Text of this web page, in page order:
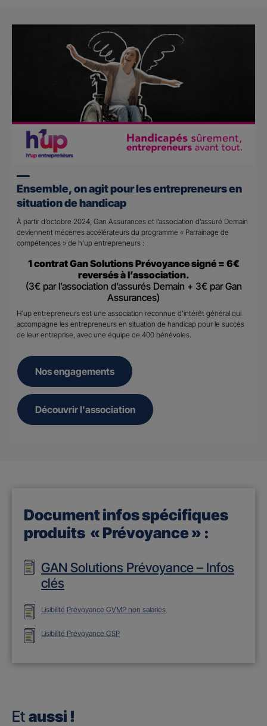
Ensemble, on agit pour les entrepreneurs en
situation de handicap
À partir d’octobre 2024, Gan Assurances et l’association d’assuré Demain
deviennent mécènes accélérateurs du programme « Parrainage de
compétences » de h’up entrepreneurs :
1 contrat Gan Solutions Prévoyance signé = 6€
reversés à l’association.
(3€ par l’association d’assurés Demain + 3€ par Gan
Assurances)
H’up entrepreneurs est une association reconnue d’intérêt général qui
accompagne les entrepreneurs en situation de handicap pour le succès
de leur entreprise, avec une équipe de 400 bénévoles.
Nos engagements
Découvrir l'association
Document infos spécifiques
produits « Prévoyance » :
GAN Solutions Prévoyance – Infos
clés
Lisibilité Prévoyance GVMP non salariés
Lisibilité Prévoyance GSP
Et aussi !